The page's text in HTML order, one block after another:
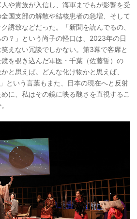
や貴族が入信し、海軍までもが影響を受
国支部の解散や結核患者の急増、そして
誘致などだった。「新聞を読んでるの、
？」という尚子の軽口は、2023年の日
えない冗談でしかない。第3幕で客席と
を覗き込んだ軍医・千葉（佐藤誓）の
と思えば。どんな化け物かと思えば、
という言葉もまた、日本の現在へと反射
に、私はその鏡に映る醜さを直視するこ